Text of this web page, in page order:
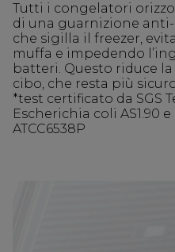
Tutti i congelatori
di una guarnizione
che sigilla il freezer,
muffa e impedendo
batteri. Questo riduce
cibo, che resta più
*test certificato da SGS
Escherichia coli AS1.90
ATCC6538P